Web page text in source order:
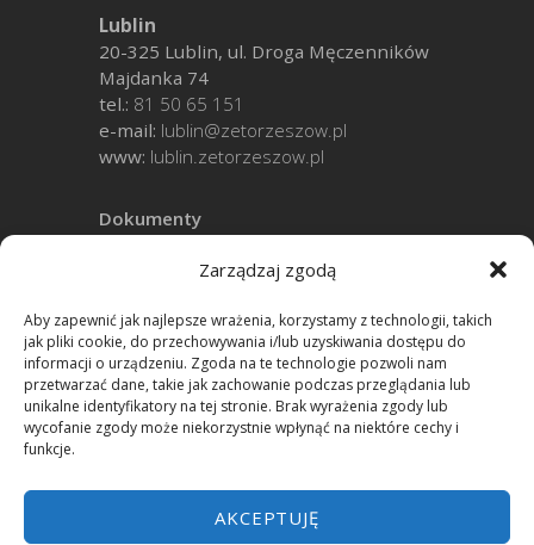
Zarządzaj zgodą
Aby zapewnić jak najlepsze wrażenia, korzystamy z technologii, takich
jak pliki cookie, do przechowywania i/lub uzyskiwania dostępu do
informacji o urządzeniu. Zgoda na te technologie pozwoli nam
przetwarzać dane, takie jak zachowanie podczas przeglądania lub
unikalne identyfikatory na tej stronie. Brak wyrażenia zgody lub
wycofanie zgody może niekorzystnie wpłynąć na niektóre cechy i
funkcje.
AKCEPTUJĘ
Lublin
20-325 Lublin, ul. Droga Męczenników
Majdanka 74
tel.: 81 50 65 151
e-mail: lublin@zetorzeszow.pl
www: lublin.zetorzeszow.pl
Dokumenty
Polityka prywatności
Media – Aplikacje – Pomoc